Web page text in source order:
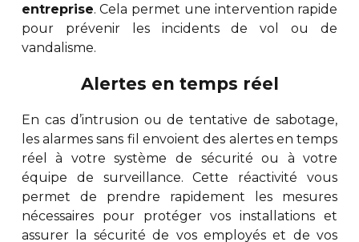
entreprise. Cela permet une intervention rapide
pour prévenir les incidents de vol ou de
vandalisme.
Alertes en temps réel
En cas d’intrusion ou de tentative de sabotage,
les alarmes sans fil envoient des alertes en temps
réel à votre système de sécurité ou à votre
équipe de surveillance. Cette réactivité vous
permet de prendre rapidement les mesures
nécessaires pour protéger vos installations et
assurer la sécurité de vos employés et de vos